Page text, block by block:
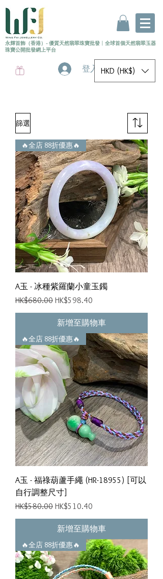
永輝首飾（香港）- 優質天然翡翠珠寶批發 〡 全球首個天然翡翠玉器
珠寶公開批發網上平台
登入 HKD (HK$)
篩選
🔥全店 88折優惠🔥
A玉 - 冰種紫羅蘭小童玉鐲
一般價格
HK$680.00 促銷價格
HK$598.40
新增至購物車
🔥全店 88折優惠🔥
A玉 - 福祿葫蘆手繩 (HR-18955) [可以
自行調整尺寸]
一般價格
HK$580.00 促銷價格
HK$510.40
新增至購物車
🔥全店 88折優惠🔥